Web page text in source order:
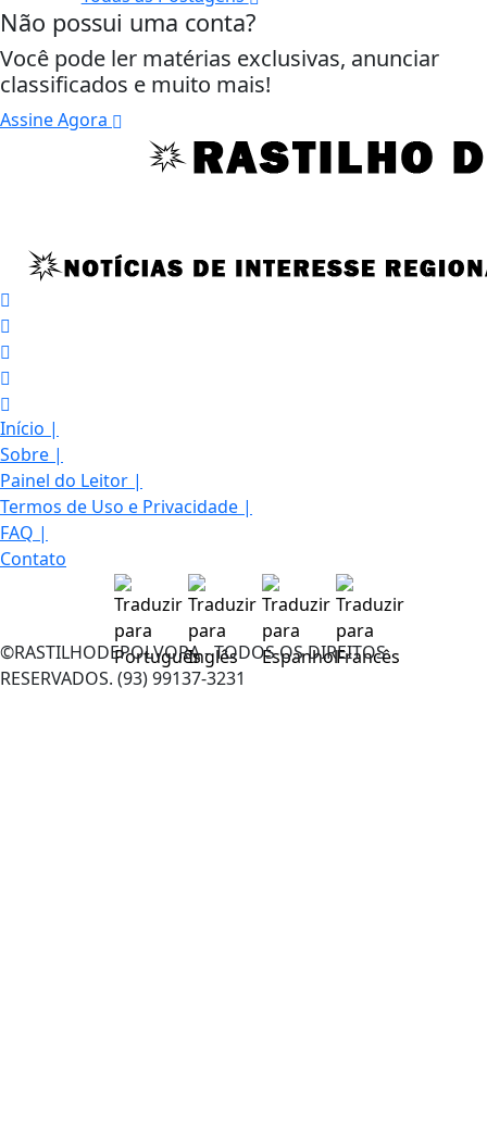
Não possui uma conta?
Você pode ler matérias exclusivas, anunciar
classificados e muito mais!
Assine Agora
Início |
Sobre |
Painel do Leitor |
Termos de Uso e Privacidade |
FAQ |
Contato
©RASTILHODEPOLVORA - TODOS OS DIREITOS
RESERVADOS. (93) 99137-3231